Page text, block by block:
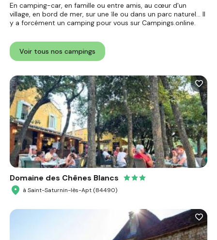
En camping-car, en famille ou entre amis, au cœur d'un
village, en bord de mer, sur une île ou dans un parc naturel... Il
y a forcément un camping pour vous sur Campings.online.
Voir tous nos campings
Domaine des Chênes Blancs
à Saint-Saturnin-lès-Apt (84490)